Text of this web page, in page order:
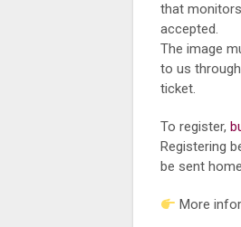
that
accepted.
The image
to us
ticket.
To register,
Registering
be sent
More